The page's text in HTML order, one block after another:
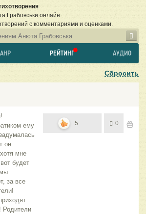
Грабовськи онлайн.
с комментариями и оценками.
РЕЙТИНГ АУДИО
Сбросить
ему
он
мне
будет
за все
Родители
5 0